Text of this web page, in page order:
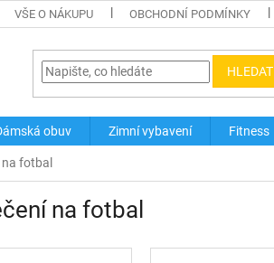
VŠE O NÁKUPU OBCHODNÍ PODMÍNKY
HLEDAT
obuv Zimní vybavení Fitness
fotbal
na fotbal